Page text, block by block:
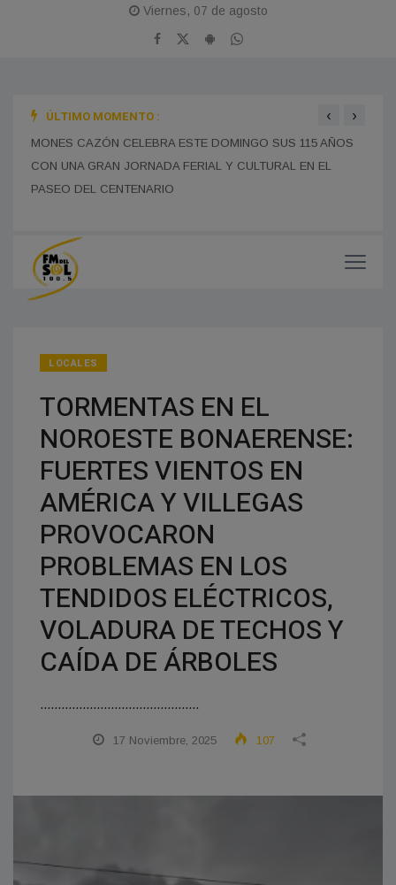
Viernes, 07 de agosto
ÚLTIMO MOMENTO :
MONES CAZÓN CELEBRA ESTE DOMINGO SUS 115 AÑOS
PASEO DEL CENTENARIO
BOMBEROS DE FRANCISCO MADERO INTERVINIERON
TRAS EL VUELCO DE UN CAMIÓN EN LA RUTA 5: UN
CHOFER DE LA PAMPA FUE DERIVADO AL HOSPITAL
‹ ›
LOCALES
TORMENTAS EN EL
NOROESTE BONAERENSE:
FUERTES VIENTOS EN
AMÉRICA Y VILLEGAS
PROVOCARON
PROBLEMAS EN LOS
TENDIDOS ELÉCTRICOS,
VOLADURA DE TECHOS Y
CAÍDA DE ÁRBOLES
.............................................
17 Noviembre, 2025 107